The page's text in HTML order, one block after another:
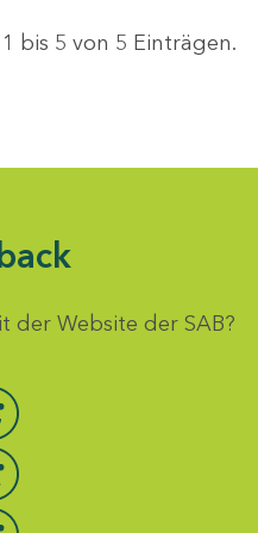
bis 5 von 5 Einträgen.
der Website der SAB?
auswählen